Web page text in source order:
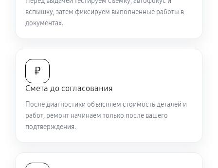
вспышку, затем фиксируем выполненные работы в
документах.
₽
Смета до согласования
После диагностики объясняем стоимость деталей и
работ, ремонт начинаем только после вашего
подтверждения.